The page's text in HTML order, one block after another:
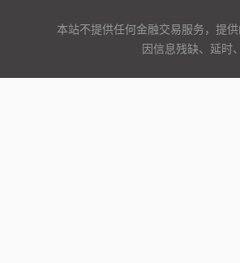
本站不提供任何金融交易服务，提
因信息残缺、延时